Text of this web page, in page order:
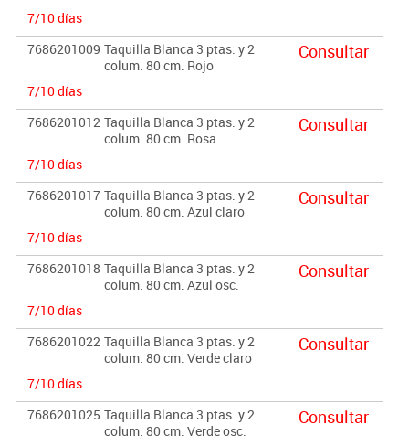
7/10 días
7686201009 Taquilla Blanca 3 ptas. y 2
colum. 80 cm. Rojo
7/10 días
Consultar
7686201012 Taquilla Blanca 3 ptas. y 2
colum. 80 cm. Rosa
7/10 días
Consultar
7686201017 Taquilla Blanca 3 ptas. y 2
colum. 80 cm. Azul claro
7/10 días
Consultar
7686201018 Taquilla Blanca 3 ptas. y 2
colum. 80 cm. Azul osc.
7/10 días
Consultar
7686201022 Taquilla Blanca 3 ptas. y 2
colum. 80 cm. Verde claro
7/10 días
Consultar
7686201025 Taquilla Blanca 3 ptas. y 2
colum. 80 cm. Verde osc.
Consultar